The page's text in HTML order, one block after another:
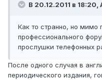
В 20.12.2011 в 18:20,
Как то странно, но мимо
профессионального
прослушки телефонных
После одного случая в
периодического издания,